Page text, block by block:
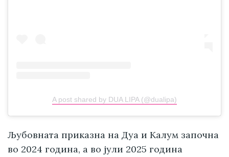
A post shared by DUA LIPA (@dualipa)
Љубовната приказна на Дуа и Калум започна
во 2024 година, а во јули 2025 година